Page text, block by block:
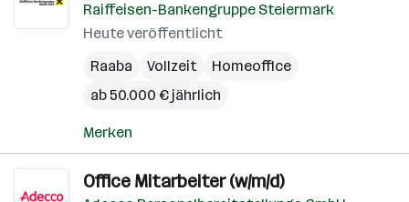
Raiffeisen-Bankengruppe Steiermark
Heute veröffentlicht
Raaba
Vollzeit
Homeoffice
ab 50.000 € jährlich
Merken
Office Mitarbeiter (w/m/d)